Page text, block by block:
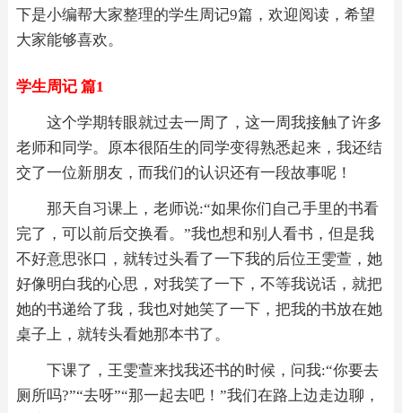
下是小编帮大家整理的学生周记9篇，欢迎阅读，希望
大家能够喜欢。
学生周记 篇1
这个学期转眼就过去一周了，这一周我接触了许多
老师和同学。原本很陌生的同学变得熟悉起来，我还结
交了一位新朋友，而我们的认识还有一段故事呢！
那天自习课上，老师说:“如果你们自己手里的书看
完了，可以前后交换看。”我也想和别人看书，但是我
不好意思张口，就转过头看了一下我的后位王雯萱，她
好像明白我的心思，对我笑了一下，不等我说话，就把
她的书递给了我，我也对她笑了一下，把我的书放在她
桌子上，就转头看她那本书了。
下课了，王雯萱来找我还书的时候，问我:“你要去
厕所吗?”“去呀”“那一起去吧！”我们在路上边走边聊，